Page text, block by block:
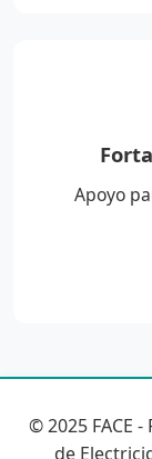
Apoyo
© 2025 FACE
de